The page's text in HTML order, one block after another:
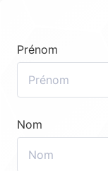
Prénom
Nom